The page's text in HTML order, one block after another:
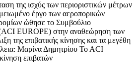
της ισχύς των περιοριστικών μέτρων
μειωμένο έργο των αεροπορικών
ώθησε το Συμβούλιο
EUROPE) στην αναθεώρηση των
της επιβατικής κίνησης και τα μεγέθη
Μαρίνα Δημητρίου To ACI
επιβατών